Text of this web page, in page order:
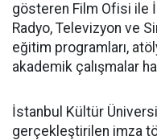
gösteren Film Ofisi ile
Radyo, Televizyon ve
eğitim programları,
akademik çalışmalar
İstanbul Kültür
gerçekleştirilen imza